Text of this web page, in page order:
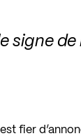
signe de
fier